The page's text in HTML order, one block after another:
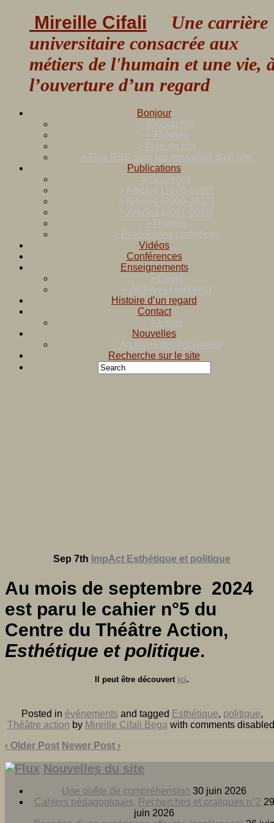
Mireille Cifali Une carrière
universitaire consacrée aux
métiers de l'humain et une vie,
l’ouverture d’un regard
Bonjour
> Biographie
> Thèmes
> Plan du site
> Flux RSS pour les nouvelles d’un site
Publications
> Ouvrages
> Articles (1976-1999)
> Articles (2000-2010)
> Articles (2011-2025)
> Histoire
> Productions complices
Vidéos
Conférences
Enseignements
> Cours
> Archives (sonores)
Histoire d’un regard
Contact
> Liens
Nouvelles
> Archives des nouvelles
Recherche sur le site
Sep 7th ImpAct Esthétique et politique
Au mois de septembre 2024
est paru le cahier n°5 du
Centre du Théâtre Action,
Esthétique et politique.
Il peut être découvert ici.
Posted in événementsand tagged Esthétique, politique,
Théâtre action by Mireille Cifali Bega with comments disabled
‹ Older Post Newer Post ›
Nouvelles du site
Une quête de compréhension 30 juin 2026
Cahiers pédagogiques, Recherches et pratiques n°2 29
juin 2026